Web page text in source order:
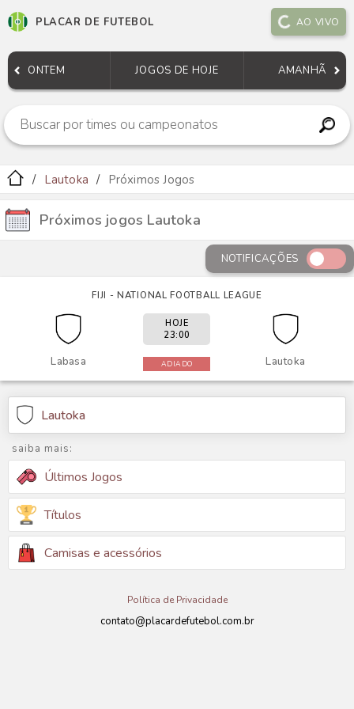
PLACAR DE FUTEBOL AO VIVO
ONTEM JOGOS DE HOJE AMANHÃ
Lautoka Próximos Jogos
Próximos jogos Lautoka
NOTIFICAÇÕES
FIJI - NATIONAL FOOTBALL LEAGUE
Labasa Lautoka
HOJE
23:00
ADIADO
Lautoka
saiba mais:
Últimos Jogos
Títulos
Camisas e acessórios
Política de Privacidade
contato@placardefutebol.com.br